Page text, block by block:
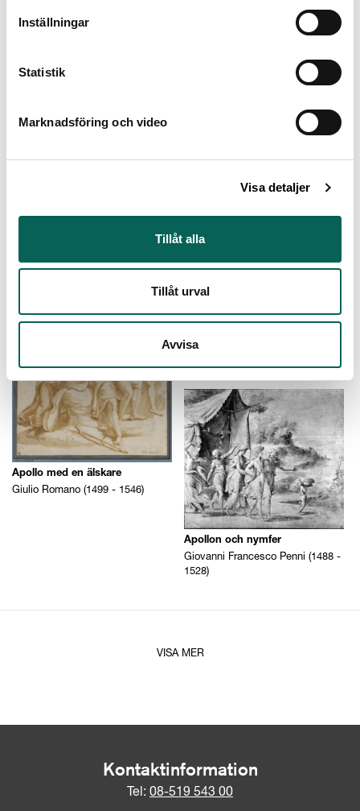
Inställningar
Statistik
Marknadsföring och video
Visa detaljer
Tillåt alla
Tillåt urval
Avvisa
Adamo Scultori (1530 - 1587)
Giulio Romano (1499 - 1546)
Antikt fartyg med flera personer
Okänd
Apollo med en älskare
Giulio Romano (1499 - 1546)
Apollon och nymfer
Giovanni Francesco Penni (1488 -
1528)
VISA MER
Kontaktinformation
Tel: 08-519 543 00